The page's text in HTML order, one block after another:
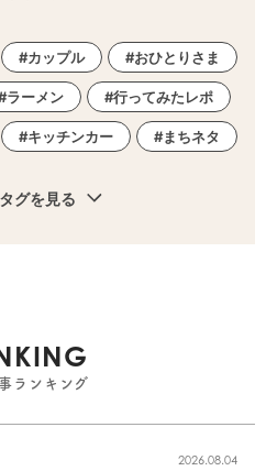
カップル おひとりさま
ラーメン 行ってみたレポ
キッチンカー まちネタ
グを見る
ランキング
2026.08.04